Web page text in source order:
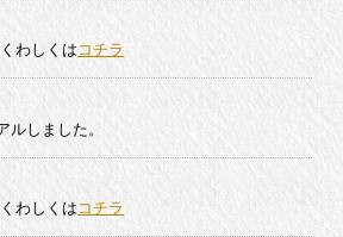
わしくは コチラ
ルしました。
わしくは コチラ